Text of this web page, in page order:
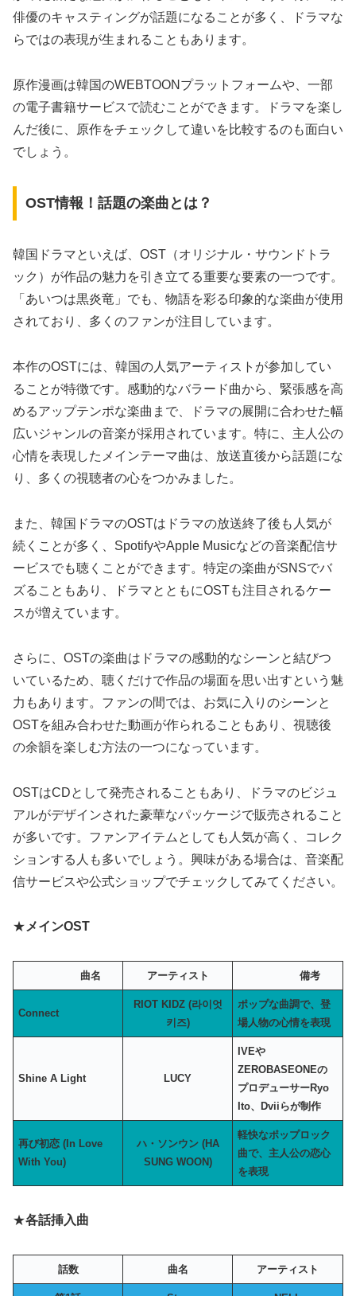
俳優のキャスティングが話題になることが多く、ドラマな
らではの表現が生まれることもあります。
原作漫画は韓国のWEBTOONプラットフォームや、一部
の電子書籍サービスで読むことができます。ドラマを楽し
んだ後に、原作をチェックして違いを比較するのも面白い
でしょう。
OST情報！話題の楽曲とは？
韓国ドラマといえば、OST（オリジナル・サウンドトラ
ック）が作品の魅力を引き立てる重要な要素の一つです。
「あいつは黒炎竜」でも、物語を彩る印象的な楽曲が使用
されており、多くのファンが注目しています。
本作のOSTには、韓国の人気アーティストが参加してい
ることが特徴です。感動的なバラード曲から、緊張感を高
めるアップテンポな楽曲まで、ドラマの展開に合わせた幅
広いジャンルの音楽が採用されています。特に、主人公の
心情を表現したメインテーマ曲は、放送直後から話題にな
り、多くの視聴者の心をつかみました。
また、韓国ドラマのOSTはドラマの放送終了後も人気が
続くことが多く、SpotifyやApple Musicなどの音楽配信サ
ービスでも聴くことができます。特定の楽曲がSNSでバ
ズることもあり、ドラマとともにOSTも注目されるケー
スが増えています。
さらに、OSTの楽曲はドラマの感動的なシーンと結びつ
いているため、聴くだけで作品の場面を思い出すという魅
力もあります。ファンの間では、お気に入りのシーンと
OSTを組み合わせた動画が作られることもあり、視聴後
の余韻を楽しむ方法の一つになっています。
OSTはCDとして発売されることもあり、ドラマのビジュ
アルがデザインされた豪華なパッケージで販売されること
が多いです。ファンアイテムとしても人気が高く、コレク
ションする人も多いでしょう。興味がある場合は、音楽配
信サービスや公式ショップでチェックしてみてください。
★ メインOST
曲名 アーティスト 備考
Connect
RIOT KIDZ (라이엇
키즈)
ポップな曲調で、登
場人物の心情を表現
Shine A Light LUCY
IVEや
ZEROBASEONEの
プロデューサーRyo
Ito、Dviiらが制作
再び初恋 (In Love
With You)
ハ・ソンウン (HA
SUNG WOON)
軽快なポップロック
曲で、主人公の恋心
を表現
★各話挿入曲
話数 曲名 アーティスト